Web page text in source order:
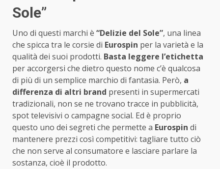
Sole”
Uno di questi marchi è “Delizie del Sole”, una linea
che spicca tra le corsie di Eurospin per la varietà e la
qualità dei suoi prodotti. Basta leggere l’etichetta
per accorgersi che dietro questo nome c’è qualcosa
di più di un semplice marchio di fantasia. Però, a
differenza di altri brand presenti in supermercati
tradizionali, non se ne trovano tracce in pubblicità,
spot televisivi o campagne social. Ed è proprio
questo uno dei segreti che permette a Eurospin di
mantenere prezzi così competitivi: tagliare tutto ciò
che non serve al consumatore e lasciare parlare la
sostanza, cioè il prodotto.